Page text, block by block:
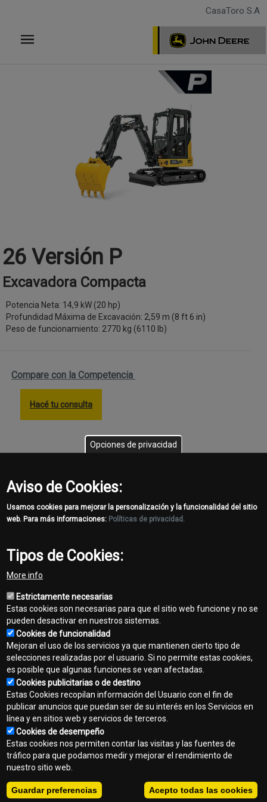
principal
CasaToro S.A
26 Versión P
Excavadora Compacta
Potencia Neta: 14,9 kW (20 hp)
Profundidad Máxima de Excavación: 2,59 m (8 ft 6 in)
Peso de funcionamiento: 2770 kg (6110 lb)
Compare con la Competencia
Hacé tu consulta
momento de la publicación. Las especificaciones están sujetas a
puede ser distinta a la imagen. No todos los modelos están
disponibles en todos los países.
minicargadoras, cargadoras con oruga compactas y excavadoras
compactas John Deere de John Deere o distribuidores
autorizados de John Deere. La garantía caduca dos años después
de la fecha del recibo de entrega o después de 2000 horas de
funcionamiento de la máquina, lo que ocurra primero. Oferta
válida únicamente en los concesionarios participantes. Pueden
regir algunas restricciones. Consulte al concesionario para obtener
los detalles completos.
template-
construction
Footer
menu
Contacto
Mapa del sitio
Normas de privacidad
Aviso legal
Copyright © 2026 - CasaToro S.A. Todos los derechos reservados.
Opciones de privacidad
Aviso de Cookies:
Usamos cookies para mejorar la personalización y la funcionalidad del sitio
web. Para más informaciones: Políticas de privacidad.
Tipos de Cookies:
More info
Estrictamente necesarias
Estas cookies son necesarias para que el sitio web funcione y no se
pueden desactivar en nuestros sistemas.
Cookies de funcionalidad
Mejoran el uso de los servicios ya que mantienen cierto tipo de
selecciones realizadas por el usuario. Si no permite estas cookies,
es posible que algunas funciones se vean afectadas.
Cookies publicitarias o de destino
Estas Cookies recopilan información del Usuario con el fin de
publicar anuncios que puedan ser de su interés en los Servicios en
línea y en sitios web y servicios de terceros.
Cookies de desempeño
Estas cookies nos permiten contar las visitas y las fuentes de
tráfico para que podamos medir y mejorar el rendimiento de
nuestro sitio web.
Guardar preferencias Acepto todas las cookies